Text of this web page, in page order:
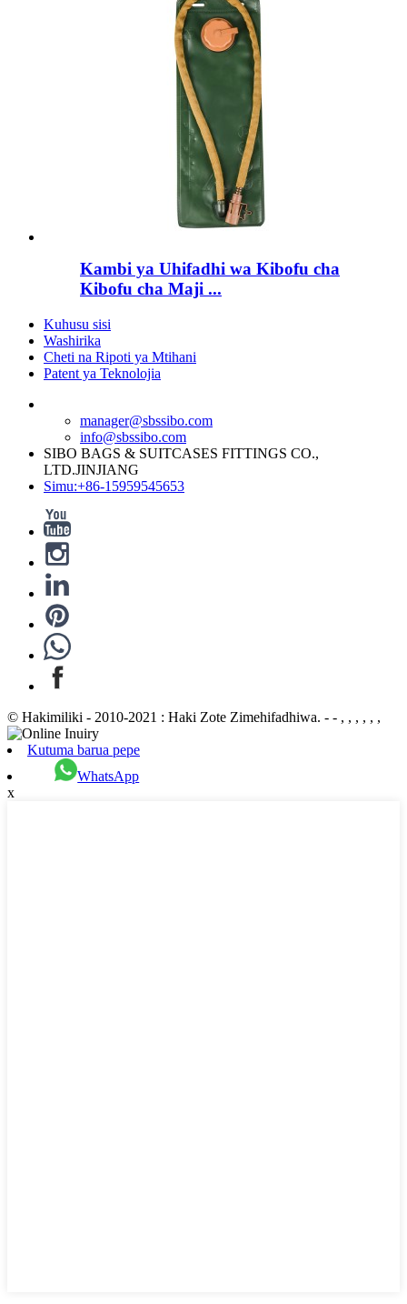
Kambi ya Uhifadhi wa Kibofu cha
Kibofu cha Maji ...
Kuhusu sisi
Washirika
Cheti na Ripoti ya Mtihani
Patent ya Teknolojia
manager@sbssibo.com
info@sbssibo.com
SIBO BAGS & SUITCASES FITTINGS CO.,
LTD.JINJIANG
Simu:+86-15959545653
© Hakimiliki - 2010-2021 : Haki Zote Zimehifadhiwa. - - , , , , , ,
Kutuma barua pepe
WhatsApp
x